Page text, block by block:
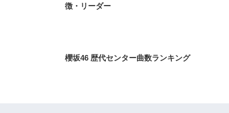
徴・リーダー
櫻坂46 歴代センター曲数ランキング